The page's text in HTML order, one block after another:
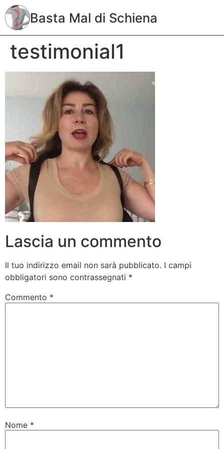
Basta Mal di Schiena
testimonial1
Lascia un commento
Il tuo indirizzo email non sarà pubblicato. I campi
obbligatori sono contrassegnati *
Commento *
Nome *